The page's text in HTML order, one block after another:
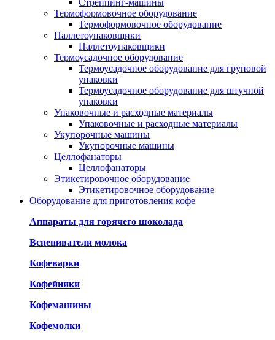
Стреппинг-машины
Термоформовочное оборудование
Термоформовочное оборудование
Паллетоупаковщики
Паллетоупаковщики
Термоусадочное оборудование
Термоусадочное оборудование для груповой
упаковки
Термоусадочное оборудование для штучной
упаковки
Упаковочные и расходные материалы
Упаковочные и расходные материалы
Укупорочные машины
Укупорочные машины
Целлофанаторы
Целлофанаторы
Этикетировочное оборудование
Этикетировочное оборудование
Оборудование для приготовления кофе
Аппараты для горячего шоколада
Вспениватели молока
Кофеварки
Кофейники
Кофемашины
Кофемолки